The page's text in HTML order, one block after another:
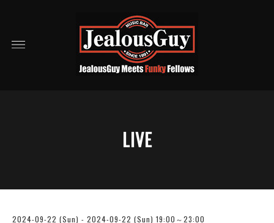
LIVE
2024-09-22 (Sun) - 2024-09-22 (Sun) 19:00～23:00